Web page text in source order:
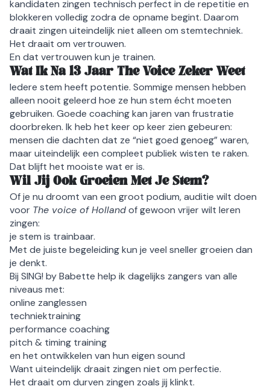
kandidaten zingen technisch perfect in de repetitie en
blokkeren volledig zodra de opname begint. Daarom
draait zingen uiteindelijk niet alleen om stemtechniek.
Het draait om vertrouwen.
En dat vertrouwen kun je trainen.
Wat Ik Na 13 Jaar The Voice Zeker Weet
Iedere stem heeft potentie. Sommige mensen hebben
alleen nooit geleerd hoe ze hun stem écht moeten
gebruiken. Goede coaching kan jaren van frustratie
doorbreken. Ik heb het keer op keer zien gebeuren:
mensen die dachten dat ze “niet goed genoeg” waren,
maar uiteindelijk een compleet publiek wisten te raken.
Dat blijft het mooiste wat er is.
Wil Jij Ook Groeien Met Je Stem?
Of je nu droomt van een groot podium, auditie wilt doen
voor The voice of Hollandof gewoon vrijer wilt leren
zingen:
je stem is trainbaar.
Met de juiste begeleiding kun je veel sneller groeien dan
je denkt.
Bij SING! by Babette help ik dagelijks zangers van alle
niveaus met:
online zanglessen
techniektraining
performance coaching
pitch & timing training
en het ontwikkelen van hun eigen sound
Want uiteindelijk draait zingen niet om perfectie.
Het draait om durven zingen zoals jij klinkt.